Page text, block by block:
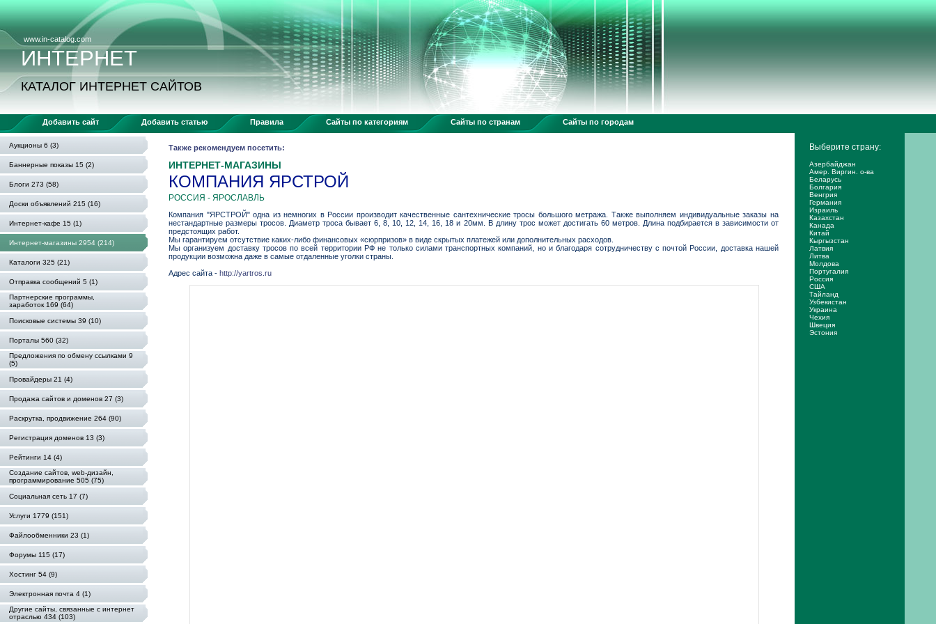
www.in-catalog.com
ИНТЕРНЕТ
КАТАЛОГ ИНТЕРНЕТ САЙТОВ
Добавить сайт Добавить статью Правила Сайты по категориям Сайты по странам Сайты по городам
Аукционы 6 (3)
Баннерные показы 15 (2)
Блоги 273 (58)
Доски объявлений 215 (16)
Интернет-кафе 15 (1)
Интернет-магазины 2954 (214)
Каталоги 325 (21)
Отправка сообщений 5 (1)
Партнерские программы,
заработок 169 (64)
Поисковые системы 39 (10)
Порталы 560 (32)
Предложения по обмену ссылками 9
(5)
Провайдеры 21 (4)
Продажа сайтов и доменов 27 (3)
Раскрутка, продвижение 264 (90)
Регистрация доменов 13 (3)
Рейтинги 14 (4)
Создание сайтов, web-дизайн,
программирование 505 (75)
Социальная сеть 17 (7)
Услуги 1779 (151)
Файлообменники 23 (1)
Форумы 115 (17)
Хостинг 54 (9)
Электронная почта 4 (1)
Другие сайты, связанные с интернет
отраслью 434 (103)
Также рекомендуем посетить:
ИНТЕРНЕТ-МАГАЗИНЫ
КОМПАНИЯ ЯРСТРОЙ
РОССИЯ - ЯРОСЛAВЛЬ
Компания "ЯРСТРОЙ" одна из немногих в России производит качественные сантехнические тросы большого метража. Также выполняем индивидуальные заказы на
нестандартные размеры тросов. Диаметр троса бывает 6, 8, 10, 12, 14, 16, 18 и 20мм. В длину трос может достигать 60 метров. Длина подбирается в зависимости от
предстоящих работ.
Мы гарантируем отсутствие каких-либо финансовых «сюрпризов» в виде скрытых платежей или дополнительных расходов.
Мы организуем доставку тросов по всей территории РФ не только силами транспортных компаний, но и благодаря сотрудничеству с почтой России, доставка нашей
продукции возможна даже в самые отдаленные уголки страны.
Адрес сайта - http://yartros.ru
Выберите страну:
Азербайджан
Амер. Виргин. о-ва
Беларусь
Болгария
Венгрия
Германия
Израиль
Казахстан
Канада
Китай
Кыргызстан
Латвия
Литва
Молдова
Португалия
Россия
США
Тайланд
Узбекистан
Украина
Чехия
Швеция
Эстония